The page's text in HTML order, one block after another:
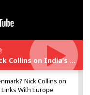
Rigvedic Names in Denmark? Nick Collins on India’s Forgotten Links With Europe
Nick Collins on
With Europe